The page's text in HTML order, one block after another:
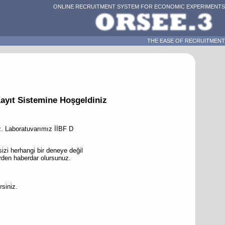
ONLINE RECRUITMENT SYSTEM FOR ECONOMIC EXPERIMENTS
THE EASE OF RECRUITMENT
Sistemine Hoşgeldiniz
Laboratuvarımız İİBF D
herhangi bir deneye değil
haberdar olursunuz.